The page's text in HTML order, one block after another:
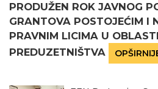
PRODUŽEN ROK JAVNOG
GRANTOVA POSTOJEĆIM I
PRAVNIM LICIMA U
PREDUZETNIŠTVA